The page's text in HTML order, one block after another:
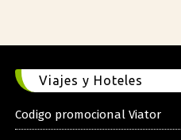
Viajes y Hoteles
Codigo promocional Viator